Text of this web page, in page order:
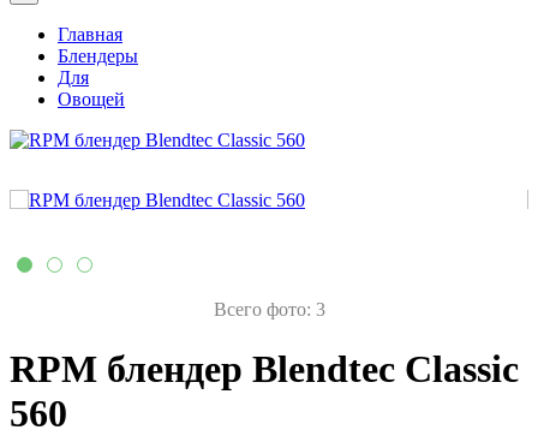
Главная
Блендеры
Для
Овощей
Всего фото: 3
RPM блендер Blendtec Classic
560